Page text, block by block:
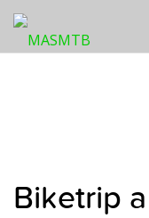
Biketrip